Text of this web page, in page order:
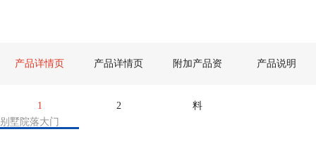
产品详情页
1
产品详情页
2
附加产品资
料
产品说明
别墅院落大门